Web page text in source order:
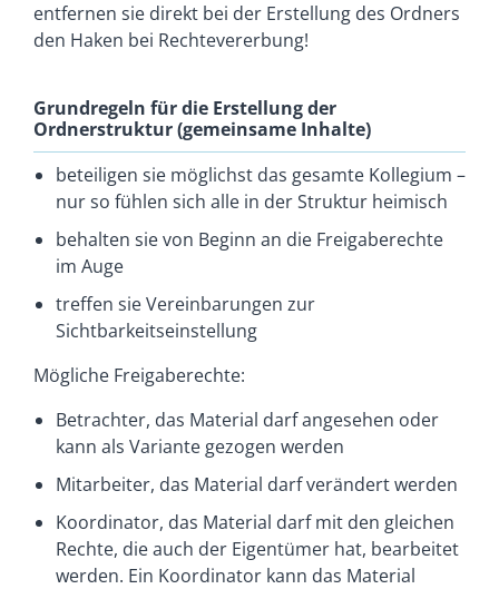
entfernen sie direkt bei der Erstellung des Ordners
den Haken bei Rechtevererbung!
Grundregeln für die Erstellung der
Ordnerstruktur (gemeinsame Inhalte)
beteiligen sie möglichst das gesamte Kollegium –
nur so fühlen sich alle in der Struktur heimisch
behalten sie von Beginn an die Freigaberechte
im Auge
treffen sie Vereinbarungen zur
Sichtbarkeitseinstellung
Mögliche Freigaberechte:
Betrachter, das Material darf angesehen oder
kann als Variante gezogen werden
Mitarbeiter, das Material darf verändert werden
Koordinator, das Material darf mit den gleichen
Rechte, die auch der Eigentümer hat, bearbeitet
werden. Ein Koordinator kann das Material